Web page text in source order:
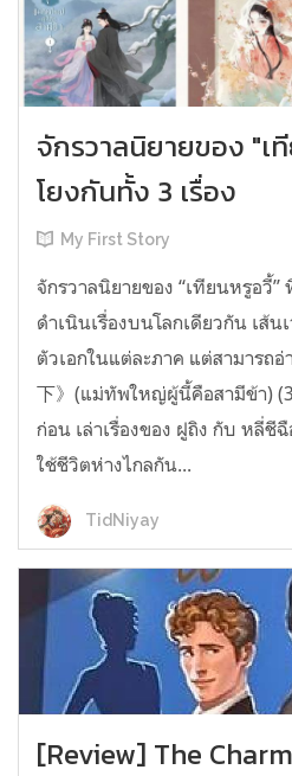
จักรวาลนิยายของ "เ
โยงกันทั้ง 3 เรื่อง
My First Story
จักรวาลนิยายของ “เทียนหรูอวี้”
ดำเนินเรื่องบนโลกเดียวกัน เส้น
ตัวเอกในแต่ละภาค แต่สามารถ
下》(แม่ทัพใหญ่ผู้นี้คือสามีข้า)
ก่อน เล่าเรื่องของ ฝูถิง กับ หลี่ชี
ใช้ชีวิตห่างไกลกัน...
TidNiyay
[Review] The